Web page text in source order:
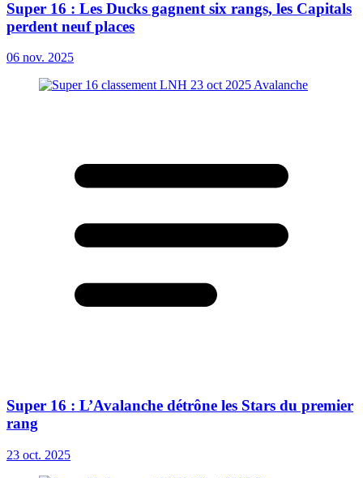
Super 16 : Les Ducks gagnent six rangs, les Capitals
perdent neuf places
06 nov. 2025
Super 16 : L’Avalanche détrône les Stars du premier
rang
23 oct. 2025